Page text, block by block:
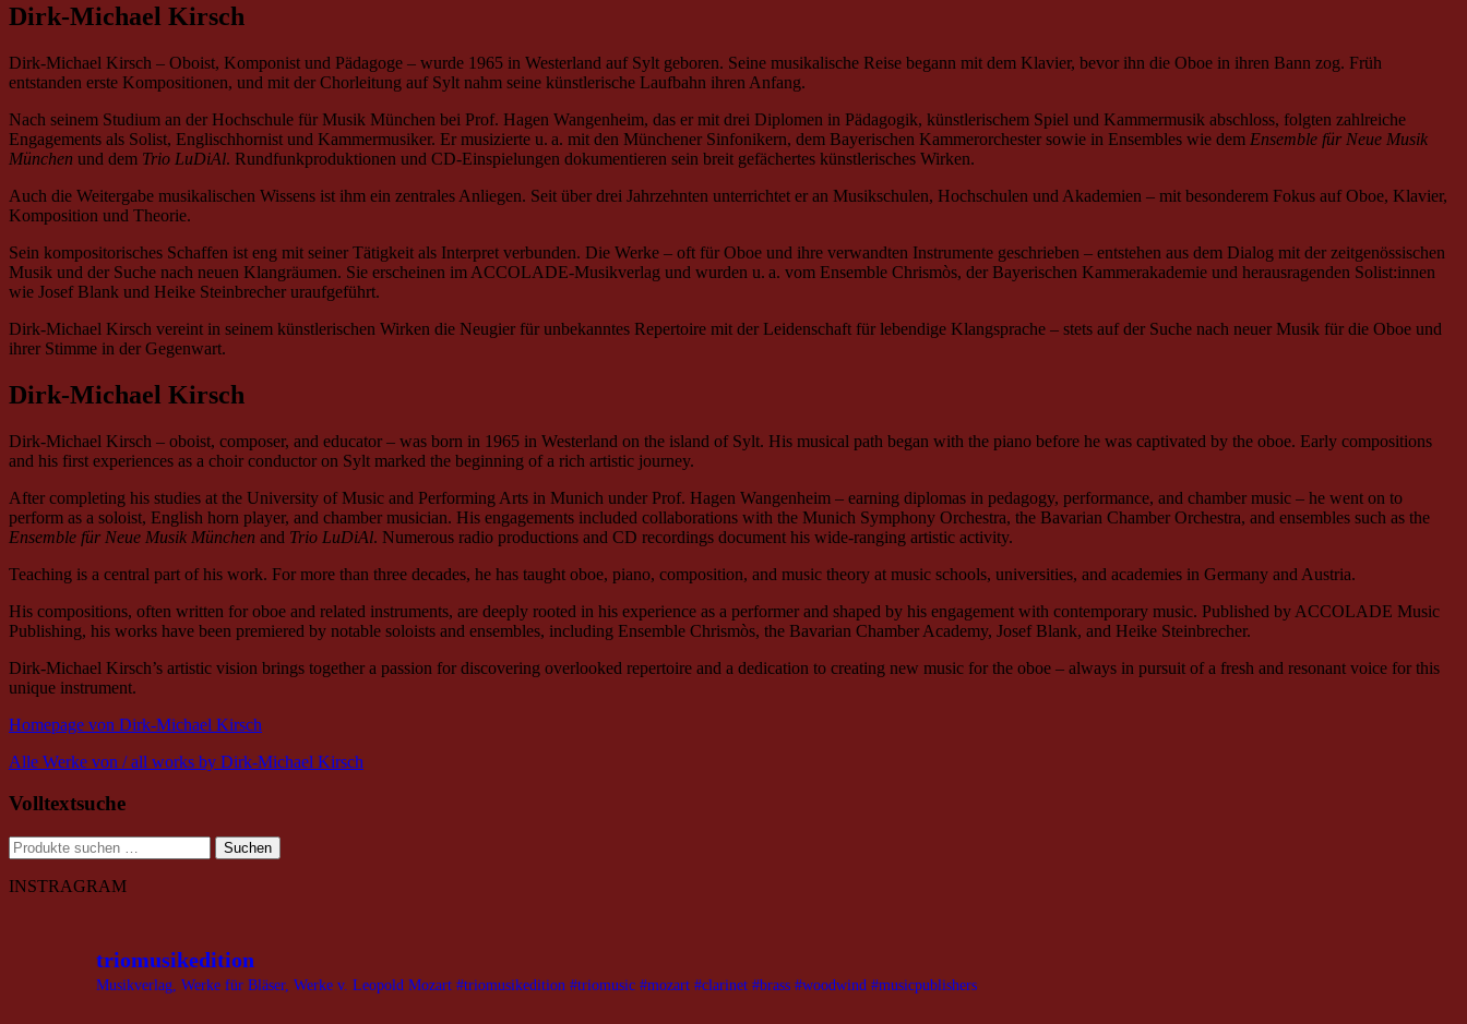
Dirk-Michael Kirsch
Dirk-Michael Kirsch – Oboist, Komponist und Pädagoge – wurde 1965 in Westerland auf Sylt geboren. Seine musikalische Reise begann mit dem Klavier, bevor ihn die Oboe in ihren Bann zog. Früh
entstanden erste Kompositionen, und mit der Chorleitung auf Sylt nahm seine künstlerische Laufbahn ihren Anfang.
Nach seinem Studium an der Hochschule für Musik München bei Prof. Hagen Wangenheim, das er mit drei Diplomen in Pädagogik, künstlerischem Spiel und Kammermusik abschloss, folgten zahlreiche
Engagements als Solist, Englischhornist und Kammermusiker. Er musizierte u. a. mit den Münchener Sinfonikern, dem Bayerischen Kammerorchester sowie in Ensembles wie dem Ensemble für Neue Musik
München und dem Trio LuDiAl. Rundfunkproduktionen und CD-Einspielungen dokumentieren sein breit gefächertes künstlerisches Wirken.
Auch die Weitergabe musikalischen Wissens ist ihm ein zentrales Anliegen. Seit über drei Jahrzehnten unterrichtet er an Musikschulen, Hochschulen und Akademien – mit besonderem Fokus auf Oboe, Klavier,
Komposition und Theorie.
Sein kompositorisches Schaffen ist eng mit seiner Tätigkeit als Interpret verbunden. Die Werke – oft für Oboe und ihre verwandten Instrumente geschrieben – entstehen aus dem Dialog mit der zeitgenössischen
Musik und der Suche nach neuen Klangräumen. Sie erscheinen im ACCOLADE-Musikverlag und wurden u. a. vom Ensemble Chrismòs, der Bayerischen Kammerakademie und herausragenden Solist:innen
wie Josef Blank und Heike Steinbrecher uraufgeführt.
Dirk-Michael Kirsch vereint in seinem künstlerischen Wirken die Neugier für unbekanntes Repertoire mit der Leidenschaft für lebendige Klangsprache – stets auf der Suche nach neuer Musik für die Oboe und
ihrer Stimme in der Gegenwart.
Dirk-Michael Kirsch
Dirk-Michael Kirsch – oboist, composer, and educator – was born in 1965 in Westerland on the island of Sylt. His musical path began with the piano before he was captivated by the oboe. Early compositions
and his first experiences as a choir conductor on Sylt marked the beginning of a rich artistic journey.
After completing his studies at the University of Music and Performing Arts in Munich under Prof. Hagen Wangenheim – earning diplomas in pedagogy, performance, and chamber music – he went on to
perform as a soloist, English horn player, and chamber musician. His engagements included collaborations with the Munich Symphony Orchestra, the Bavarian Chamber Orchestra, and ensembles such as the
Ensemble für Neue Musik München and Trio LuDiAl. Numerous radio productions and CD recordings document his wide-ranging artistic activity.
Teaching is a central part of his work. For more than three decades, he has taught oboe, piano, composition, and music theory at music schools, universities, and academies in Germany and Austria.
His compositions, often written for oboe and related instruments, are deeply rooted in his experience as a performer and shaped by his engagement with contemporary music. Published by ACCOLADE Music
Publishing, his works have been premiered by notable soloists and ensembles, including Ensemble Chrismòs, the Bavarian Chamber Academy, Josef Blank, and Heike Steinbrecher.
Dirk-Michael Kirsch’s artistic vision brings together a passion for discovering overlooked repertoire and a dedication to creating new music for the oboe – always in pursuit of a fresh and resonant voice for this
unique instrument.
Homepage von Dirk-Michael Kirsch
Alle Werke von / all works by Dirk-Michael Kirsch
Volltextsuche
Suchen
nach:
Suchen
INSTRAGRAM
triomusikedition
Musikverlag, Werke für Bläser, Werke v. Leopold Mozart #triomusikedition #triomusic #mozart #clarinet #brass #woodwind #musicpublishers